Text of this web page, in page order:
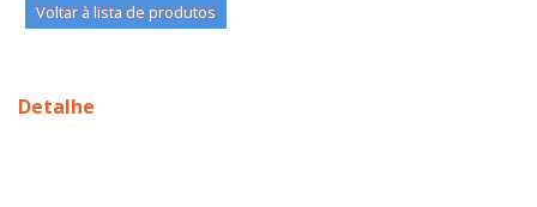
Voltar à lista de produtos
Detalhe